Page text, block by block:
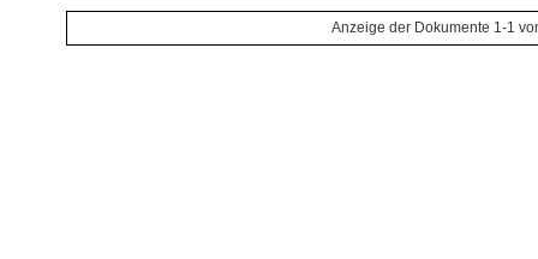
Anzeige der Dokumente 1-1